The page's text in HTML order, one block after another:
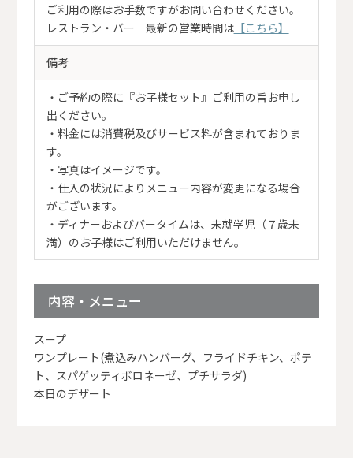
ご利用の際はお手数ですがお問い合わせください。
レストラン・バー 最新の営業時間は【こちら】
備考
・ご予約の際に『お子様セット』ご利用の旨お申し
出ください。
・料金には消費税及びサービス料が含まれておりま
す。
・写真はイメージです。
・仕入の状況によりメニュー内容が変更になる場合
がございます。
・ディナーおよびバータイムは、未就学児（７歳未
満）のお子様はご利用いただけません。
内容・メニュー
スープ
ワンプレート(煮込みハンバーグ、フライドチキン、ポテ
ト、スパゲッティボロネーゼ、プチサラダ)
本日のデザート